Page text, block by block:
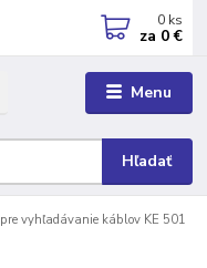
Menu
Hľadať
0 ks
za 0 €
vyhľadávanie káblov KE 501